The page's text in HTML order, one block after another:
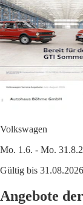
Volkswagen
Mo. 1.6. - Mo.
Gültig bis 31.08.2026
Angebote